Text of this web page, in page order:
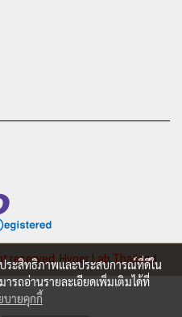
reserved. Hyper Lab Thailand
ระสิทธิภาพและประสบการณ์ที่ดีใน
รถอ่านรายละเอียดเพิ่มเติมได้ที่
บายคุกกี้